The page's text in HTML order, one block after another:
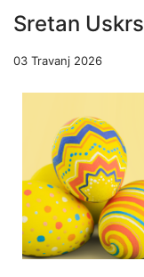
Sretan Uskrs
03 Travanj 2026